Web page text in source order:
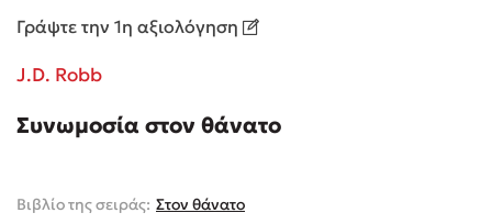
Το λιμάνι μου είσαι εσύ
Γράψτε την 1η αξιολόγηση
J.D. Robb
Συνωμοσία στον θάνατο
Βιβλίο της σειράς: Στον θάνατο